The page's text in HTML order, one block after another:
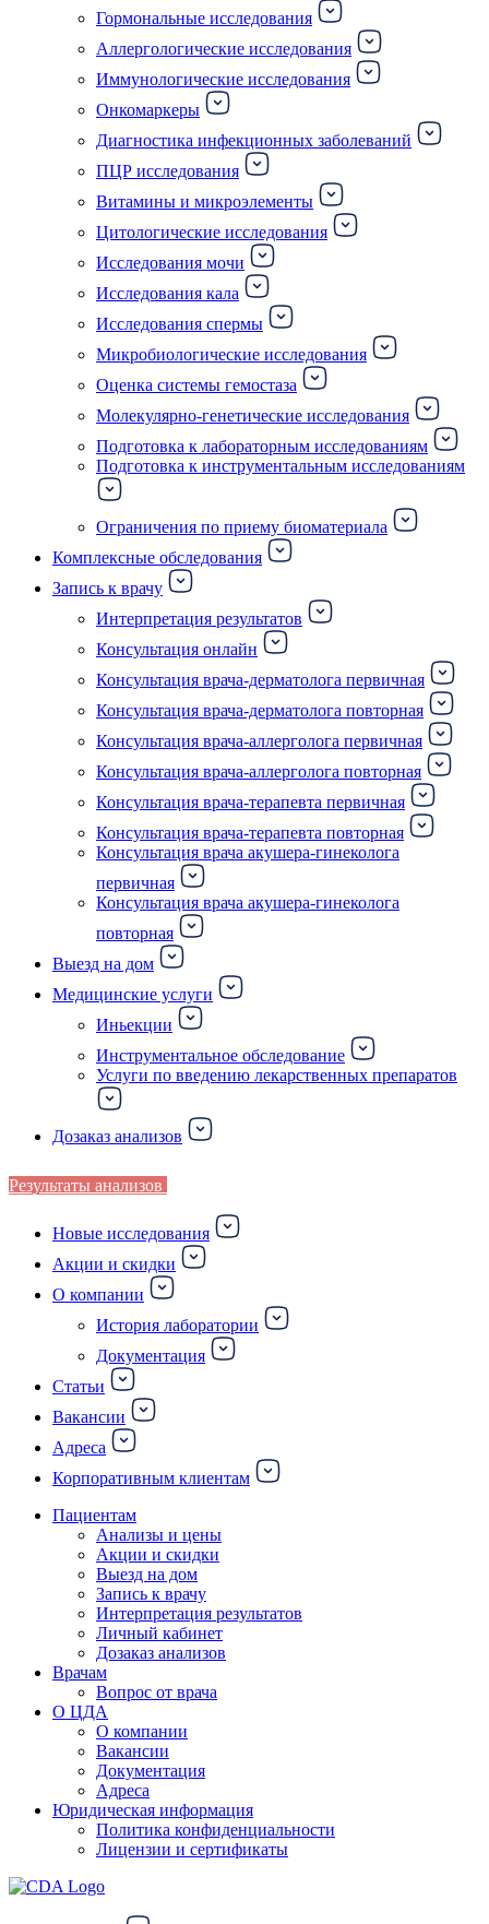
Гормональные исследования
Аллергологические исследования
Иммунологические исследования
Онкомаркеры
Диагностика инфекционных заболеваний
ПЦР исследования
Витамины и микроэлементы
Цитологические исследования
Исследования мочи
Исследования кала
Исследования спермы
Микробиологические исследования
Оценка системы гемостаза
Молекулярно-генетические исследования
Подготовка к лабораторным исследованиям
Подготовка к инструментальным исследованиям
Ограничения по приему биоматериала
Комплексные обследования
Запись к врачу
Интерпретация результатов
Консультация онлайн
Консультация врача-дерматолога первичная
Консультация врача-дерматолога повторная
Консультация врача-аллерголога первичная
Консультация врача-аллерголога повторная
Консультация врача-терапевта первичная
Консультация врача-терапевта повторная
Консультация врача акушера-гинеколога
первичная
Консультация врача акушера-гинеколога
повторная
Выезд на дом
Медицинские услуги
Иньекции
Инструментальное обследование
Услуги по введению лекарственных препаратов
Дозаказ анализов
Результаты анализов
Новые исследования
Акции и скидки
О компании
История лаборатории
Документация
Статьи
Вакансии
Адреса
Корпоративным клиентам
Пациентам
Анализы и цены
Акции и скидки
Выезд на дом
Запись к врачу
Интерпретация результатов
Личный кабинет
Дозаказ анализов
Врачам
Вопрос от врача
О ЦДА
О компании
Вакансии
Документация
Адреса
Юридическая информация
Политика конфиденциальности
Лицензии и сертификаты